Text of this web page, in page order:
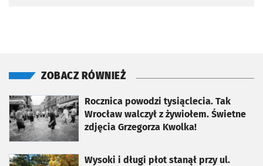
ZOBACZ RÓWNIEŻ
Rocznica powodzi tysiąclecia. Tak
Wrocław walczył z żywiołem. Świetne
zdjęcia Grzegorza Kwolka!
otworzy się w nowej karcie
Wysoki i długi płot stanął przy ul.
otworzy się w nowej karcie